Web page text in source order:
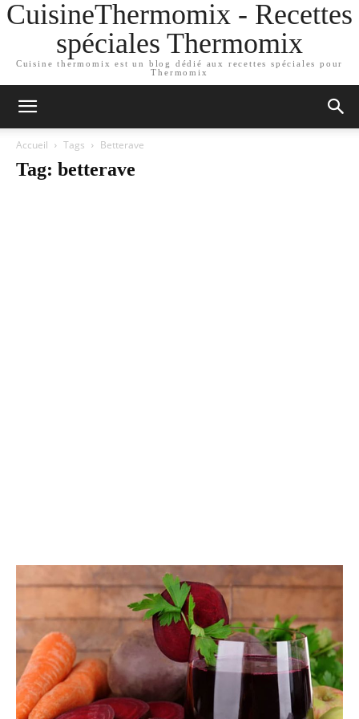
CuisineThermomix - Recettes
spéciales Thermomix
Cuisine thermomix est un blog dédié aux recettes spéciales pour
Thermomix
Accueil Tags Betterave
Tag: betterave